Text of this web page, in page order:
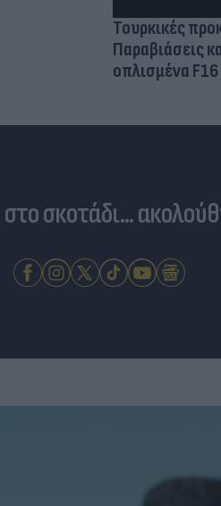
Τουρκικές
Παραβιάσεις
οπλισμένα F16
στο σκοτάδι...